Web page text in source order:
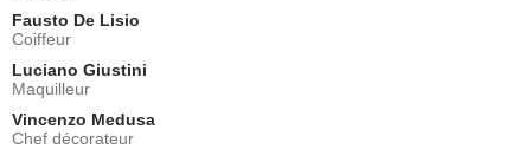
Fausto De Lisio
Coiffeur
Luciano Giustini
Maquilleur
Vincenzo Medusa
Chef décorateur